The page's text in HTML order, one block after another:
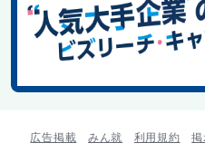
広告掲載 みん就 利用規約 掲